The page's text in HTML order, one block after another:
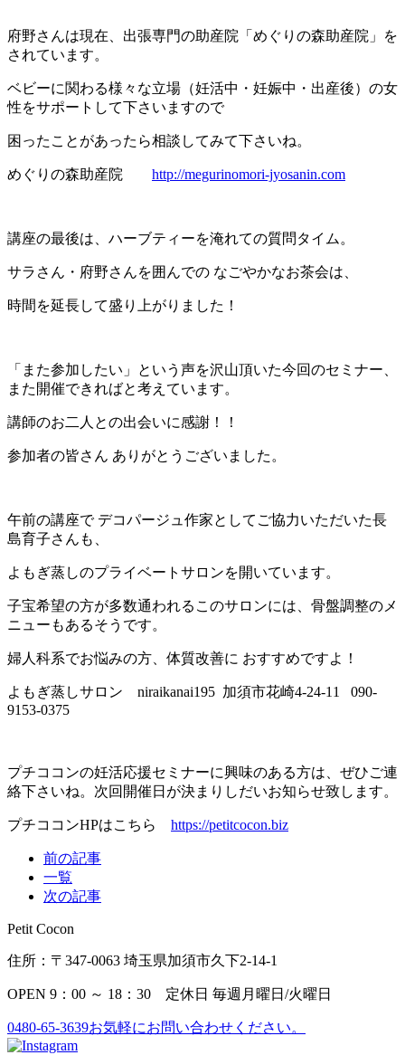
府野さんは現在、出張専門の助産院「めぐりの森助産院」を
されています。
ベビーに関わる様々な立場（妊活中・妊娠中・出産後）の女
性をサポートして下さいますので
困ったことがあったら相談してみて下さいね。
めぐりの森助産院 http://megurinomori-jyosanin.com
講座の最後は、ハーブティーを淹れての質問タイム。
サラさん・府野さんを囲んでの なごやかなお茶会は、
時間を延長して盛り上がりました！
「また参加したい」という声を沢山頂いた今回のセミナー、
また開催できればと考えています。
講師のお二人との出会いに感謝！！
参加者の皆さん ありがとうございました。
午前の講座で デコパージュ作家としてご協力いただいた長
島育子さんも、
よもぎ蒸しのプライベートサロンを開いています。
子宝希望の方が多数通われるこのサロンには、骨盤調整のメ
ニューもあるそうです。
婦人科系でお悩みの方、体質改善に おすすめですよ！
よもぎ蒸しサロン niraikanai195 加須市花崎4-24-11 090-
9153-0375
プチココンの妊活応援セミナーに興味のある方は、ぜひご連
絡下さいね。次回開催日が決まりしだいお知らせ致します。
プチココンHPはこちら https://petitcocon.biz
前の記事
一覧
次の記事
Petit Cocon
住所：〒347-0063 埼玉県加須市久下2-14-1
OPEN 9：00 ～ 18：30 定休日 毎週月曜日/火曜日
0480-65-3639お気軽にお問い合わせください。